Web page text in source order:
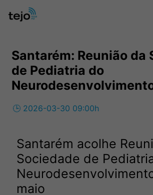
Santarém: Reunião da
de Pediatria do
🕒 2026-03-30 09:00h
Santarém acolhe
Sociedade de
maio